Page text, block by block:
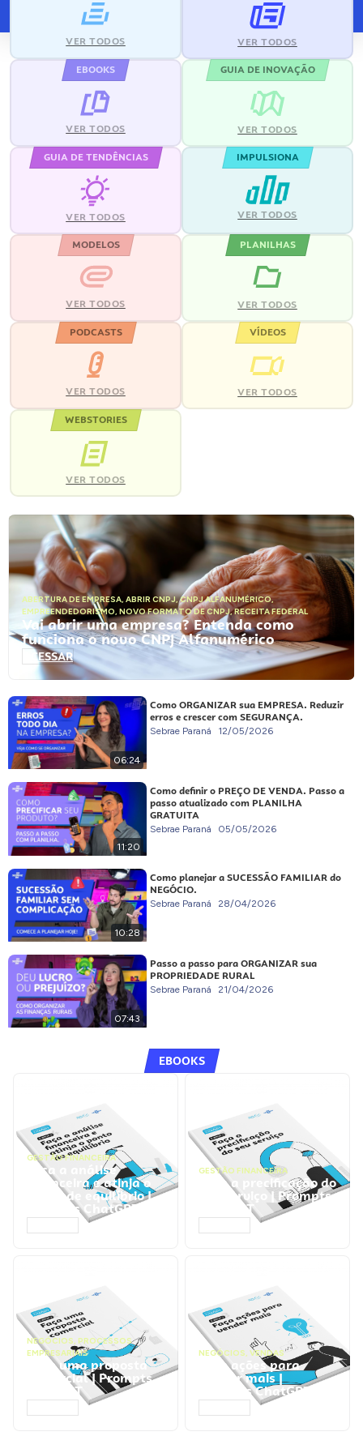
VER TODOS VER TODOS
EBOOKS
VER TODOS
GUIA DE INOVAÇÃO
VER TODOS
GUIA DE TENDÊNCIAS
VER TODOS
IMPULSIONA
VER TODOS
MODELOS
VER TODOS
PLANILHAS
VER TODOS
PODCASTS
VER TODOS
VÍDEOS
VER TODOS
WEBSTORIES
VER TODOS
ABERTURA DE EMPRESA, ABRIR CNPJ,CNPJ ALFANUMÉRICO,
EMPREENDEDORISMO, NOVO FORMATO DE CNPJ,RECEITA FEDERAL
Vai abrir uma empresa? Entenda como
funciona o novo CNPJ Alfanumérico
ACESSAR
06:24
Como ORGANIZAR sua EMPRESA. Reduzir
erros e crescer com SEGURANÇA.
Sebrae Paraná 12/05/2026
11:20
Como definir o PREÇO DE VENDA. Passo a
passo atualizado com PLANILHA
GRATUITA
Sebrae Paraná 05/05/2026
10:28
Como planejar a SUCESSÃO FAMILIAR do
NEGÓCIO.
Sebrae Paraná 28/04/2026
07:43
Passo a passo para ORGANIZAR sua
PROPRIEDADE RURAL
Sebrae Paraná 21/04/2026
EBOOKS
GESTÃO FINANCEIRA
Faça a análise
financeira e atinja o
ponto de equilíbrio |
Prompts ChatGPT
GESTÃO FINANCEIRA
Faça a precificação do
seu serviço | Prompts
ChatGPT
NEGÓCIOS, PROCESSOS
EMPRESARIAIS
Faça uma proposta
comercial | Prompts
ChatGPT
NEGÓCIOS, VENDAS
Faça ações para
vender mais |
Prompts ChatGPT